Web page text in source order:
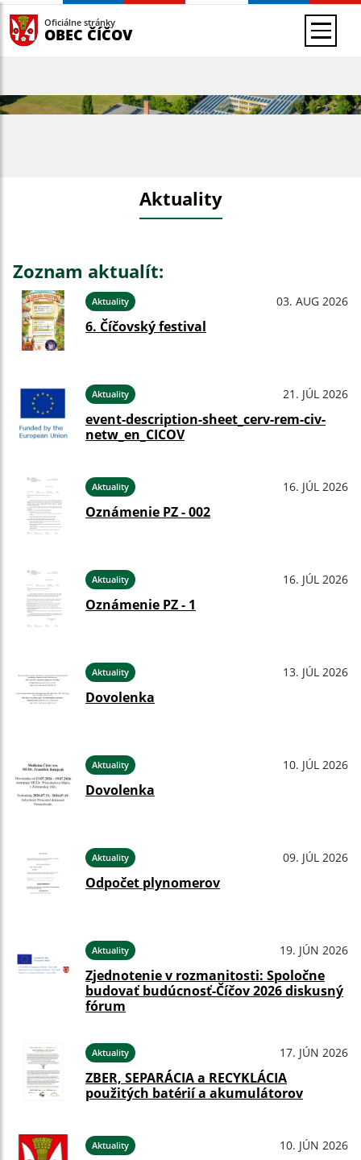
Oficiálne stránky
OBEC ČÍČOV
Aktuality
Zoznam aktualít:
Aktuality 03. AUG 2026
6. Číčovský festival
Aktuality 21. JÚL 2026
event-description-sheet_cerv-rem-civ-
netw_en_CICOV
Aktuality 16. JÚL 2026
Oznámenie PZ - 002
Aktuality 16. JÚL 2026
Oznámenie PZ - 1
Aktuality 13. JÚL 2026
Dovolenka
Aktuality 10. JÚL 2026
Dovolenka
Aktuality 09. JÚL 2026
Odpočet plynomerov
Aktuality 19. JÚN 2026
Zjednotenie v rozmanitosti: Spoločne
budovať budúcnosť-Číčov 2026 diskusný
fórum
Aktuality 17. JÚN 2026
ZBER, SEPARÁCIA a RECYKLÁCIA
použitých batérií a akumulátorov
Aktuality 10. JÚN 2026